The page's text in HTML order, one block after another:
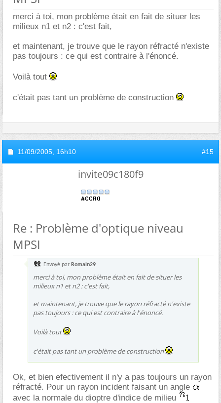
merci à toi, mon problème était en fait de situer les
milieux n1 et n2 : c'est fait,
et maintenant, je trouve que le rayon réfracté n'existe
pas toujours : ce qui est contraire à l'énoncé.
Voilà tout
c'était pas tant un problème de construction
11/09/2005, 16h10 #15
invite09c180f9
Re : Problème d'optique niveau
MPSI
Envoyé par Romain29
merci à toi, mon problème était en fait de situer les
milieux n1 et n2 : c'est fait,
et maintenant, je trouve que le rayon réfracté n'existe
pas toujours : ce qui est contraire à l'énoncé.
Voilà tout
c'était pas tant un problème de construction
Ok, et bien efectivement il n'y a pas toujours un rayon
réfracté. Pour un rayon incident faisant un angle
avec la normale du dioptre d'indice de milieu